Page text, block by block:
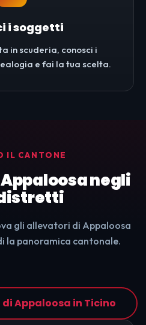
i soggetti
in scuderia, conosci i
e fai la tua scelta.
IL CANTONE
negli
gli allevatori di Appaloosa
la panoramica cantonale.
Appaloosa in Ticino